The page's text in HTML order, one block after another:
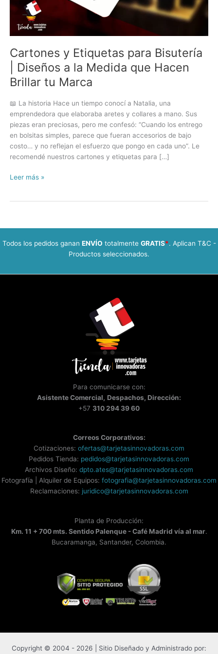
Cartones y Etiquetas para Bisutería
| Diseños a la Medida que Hacen
Brillar tu Marca
📖 La historia Hace un tiempo conocí a Natalia, una
emprendedora que elaboraba aretes y collares a mano. Sus
piezas eran preciosas, pero me confesó: “Cuando los entrego
en bolsitas simples, parece que fueran accesorios de bajo
costo… y no reflejan el esfuerzo que pongo en cada uno”. Le
recomendé nuestros cartones y etiquetas para […]
Cartones
|
Diseños
Medida
Leer más »
Todos los pedidos ganan ENVÍO totalmente GRATIS*. Aplican T&C -
Productos seleccionados.
Para comunicarse con:
AsistenteComercial, Despachos, Dirección:
+57 310 294 39 60
Correos Corporativos:
Cotizaciones: ofertas@tarjetasinnovadoras.com
Pedidos Tienda: pedidos@tarjetasinnovadoras.com
Archivos Diseño: dpto.ates@tarjetasinnovadoras.com
Fotografía | Alquiler de Equipos: fotografia@tarjetasinnovadoras.com
Reclamaciones: juridico@tarjetasinnovadoras.com
Planta de Producción:
Km. 11 + 700 mts. Sentido Palenque - Café Madrid vía al mar.
Bucaramanga, Santander, Colombia.
Copyright © 2004 - 2026 | Sitio Diseñado y Administrado por: